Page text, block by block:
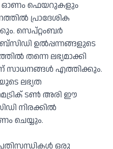
ഓണം ഫെയറുകളും
പ്രാദേശിക
സെപ്റ്റംബർ
ഉൽപ്പന്നങ്ങളുടെ
തന്നെ ലഭ്യമാക്കി
സാധനങ്ങൾ എത്തിക്കും.
ലഭ്യത
ടൺ അരി ഈ
നിരക്കിൽ
ചെയ്യും.
ഒരു